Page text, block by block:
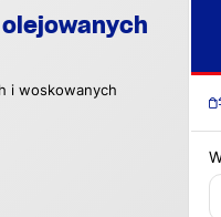
i woskowanych